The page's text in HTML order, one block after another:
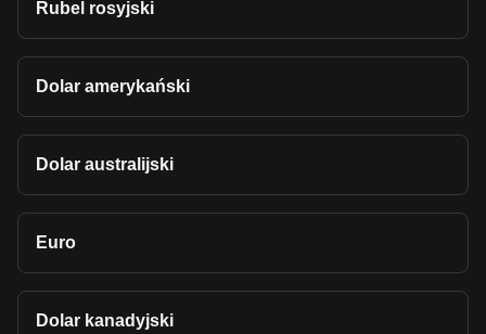
Rubel rosyjski
Dolar amerykański
Dolar australijski
Euro
Dolar kanadyjski